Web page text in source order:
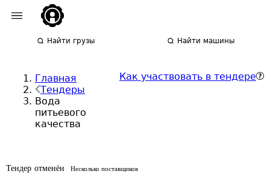
Найти грузы Найти машины
Главная
Тендеры
Вода
питьевого
качества
Как участвовать в тендере
Тендер отменён Несколько поставщиков